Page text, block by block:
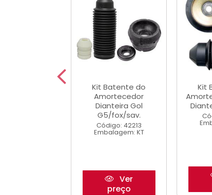
Kit Batente do
Amortecedor
Dianteira Gol
G5/fox/sav.
Código: 42213
Embalagem: KT
Ver
preço
Kit